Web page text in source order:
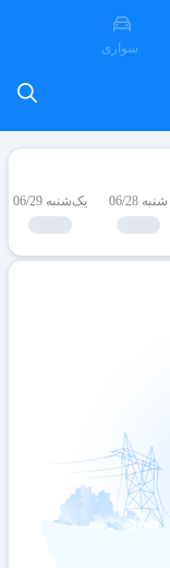
سواری
شنبه 06/28 یک‌شنبه 06/29